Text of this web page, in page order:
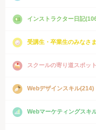
インストラクター日記
受講生・卒業生のみなさ
スクールの寄り道スポッ
Webデザインスキル(214)
Webマーケティングスキ